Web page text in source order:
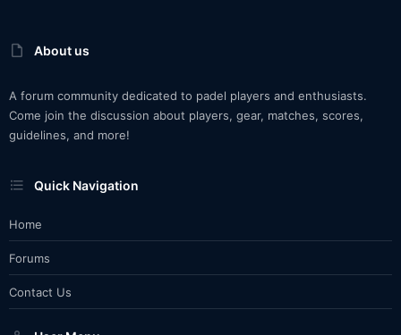
About us
A forum community dedicated to padel players and enthusiasts.
Come join the discussion about players, gear, matches, scores,
guidelines, and more!
Quick Navigation
Home
Forums
Contact Us